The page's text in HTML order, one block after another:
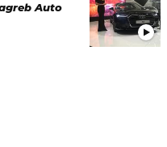
Auto